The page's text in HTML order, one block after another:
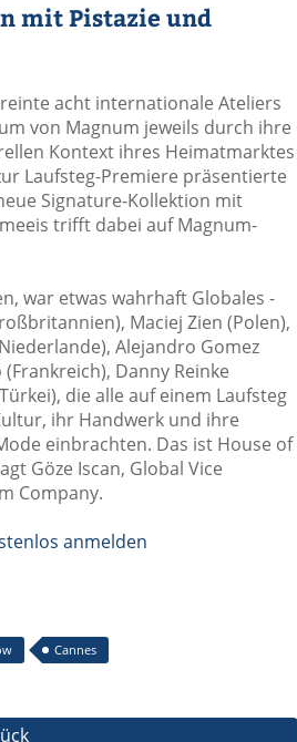
mit Pistazie und
acht internationale Ateliers
von Magnum jeweils durch ihre
Kontext ihres Heimatmarktes
Laufsteg-Premiere präsentierte
Signature-Kollektion mit
trifft dabei auf Magnum-
war etwas wahrhaft Globales -
Maciej Zien (Polen),
Alejandro Gomez
Danny Reinke
die alle auf einem Laufsteg
ihr Handwerk und ihre
einbrachten. Das ist House of
Göze Iscan, Global Vice
Company.
anmelden
Cannes